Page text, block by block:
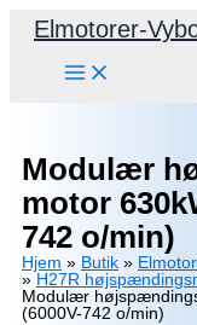
Elmotorer-
Modulær
motor
742 o/min)
Hjem » Butik »
» H27R
Modulær
(6000V-742 o/min)